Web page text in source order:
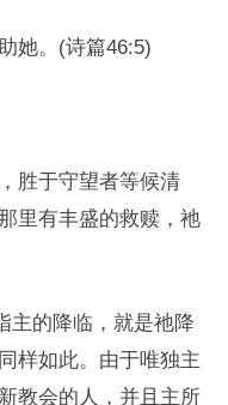
她。(诗篇46:5)
胜于守望者等候清
里有丰盛的救赎，祂
主的降临，就是祂降
样如此。由于唯独主
教会的人，并且主所